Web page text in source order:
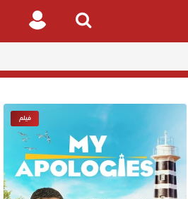
Search
Login
فيلم